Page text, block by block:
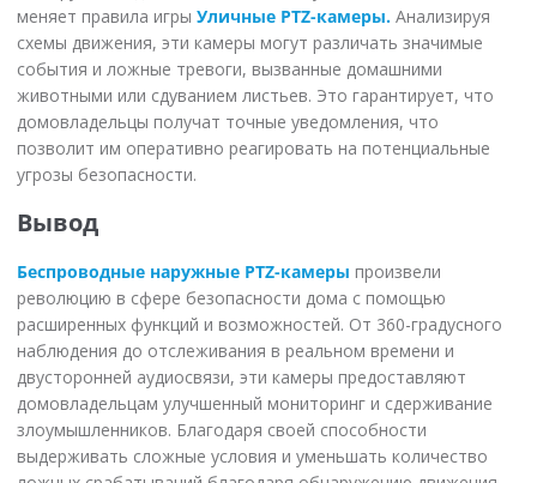
меняет правила игры Уличные PTZ-камеры. Анализируя
схемы движения, эти камеры могут различать значимые
события и ложные тревоги, вызванные домашними
животными или сдуванием листьев. Это гарантирует, что
домовладельцы получат точные уведомления, что
позволит им оперативно реагировать на потенциальные
угрозы безопасности.
Вывод
Беспроводные наружные PTZ-камеры произвели
революцию в сфере безопасности дома с помощью
расширенных функций и возможностей. От 360-градусного
наблюдения до отслеживания в реальном времени и
двусторонней аудиосвязи, эти камеры предоставляют
домовладельцам улучшенный мониторинг и сдерживание
злоумышленников. Благодаря своей способности
выдерживать сложные условия и уменьшать количество